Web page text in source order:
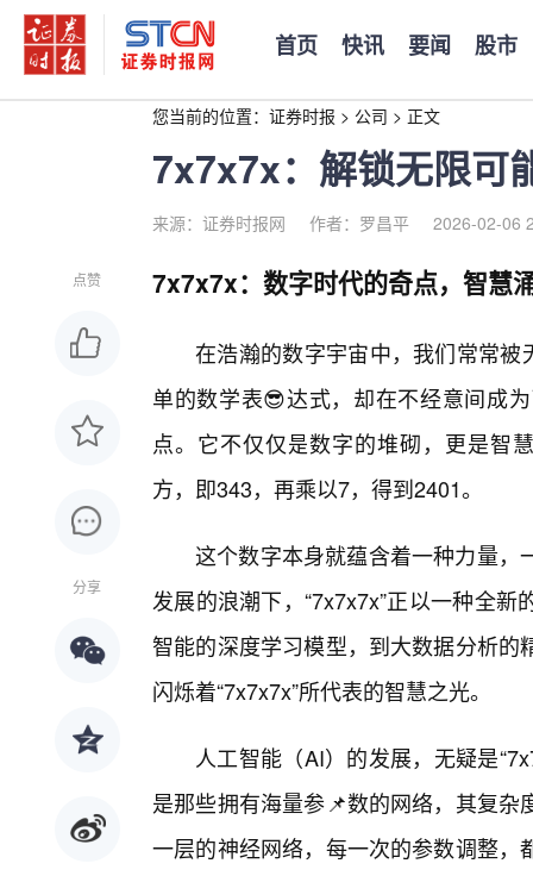
首页 快讯 要闻 股市
您当前的位置： 证券时报 > 公司 > 正文
7x7x7x：解锁无限可
来源：证券时报网 作者：罗昌平 2026-02-06
点赞
分享
7x7x7x：数字时代的奇点，智慧
在浩瀚的数字宇宙中，我们常常被
单的数学表😎达式，却在不经意间成
点。它不仅仅是数字的堆砌，更是智
方，即343，再乘以7，得到2401。
这个数字本身就蕴含着一种力量，
发展的浪潮下，“7x7x7x”正以一种全
智能的深度学习模型，到大数据分析
闪烁着“7x7x7x”所代表的智慧之光。
人工智能（AI）的发展，无疑是
是那些拥有海量参📌数的网络，其复
一层的神经网络，每一次的参数调整